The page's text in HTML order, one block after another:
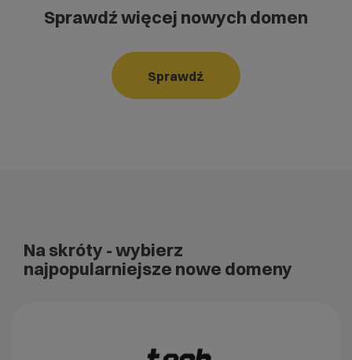
Sprawdź więcej nowych domen
Sprawdź
Na skróty - wybierz
najpopularniejsze nowe domeny